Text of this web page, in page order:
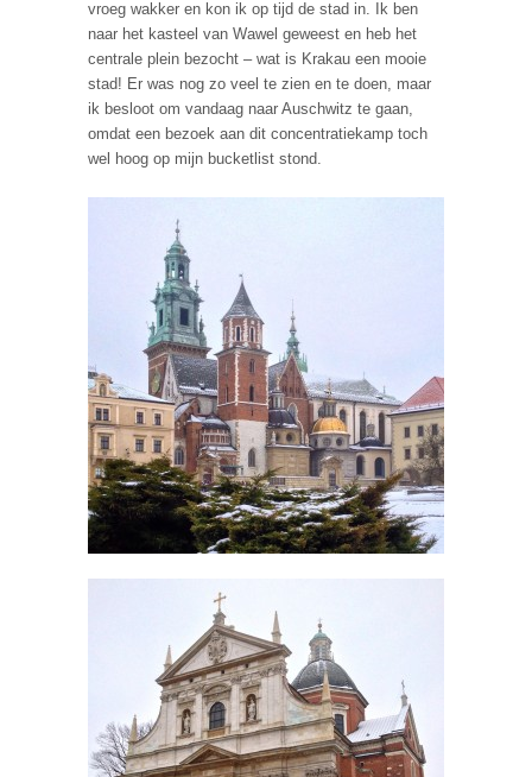
vroeg wakker en kon ik op tijd de stad in. Ik ben
naar het kasteel van Wawel geweest en heb het
centrale plein bezocht – wat is Krakau een mooie
stad! Er was nog zo veel te zien en te doen, maar
ik besloot om vandaag naar Auschwitz te gaan,
omdat een bezoek aan dit concentratiekamp toch
wel hoog op mijn bucketlist stond.